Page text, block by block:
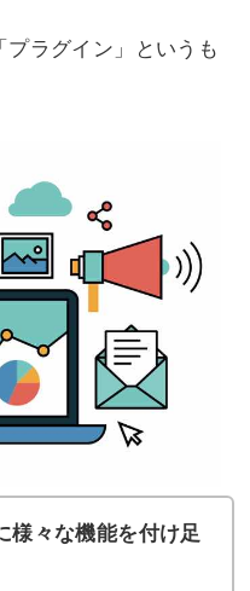
ラグイン」というも
様々な機能を付け足